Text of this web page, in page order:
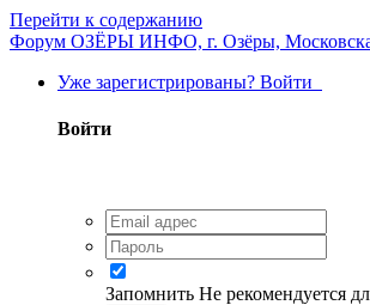
Перейти к содержанию
Форум ОЗЁРЫ ИНФО, г. Озёры,
Уже зарегистрированы? Войти
Войти
Запомнить Не рекомендуется